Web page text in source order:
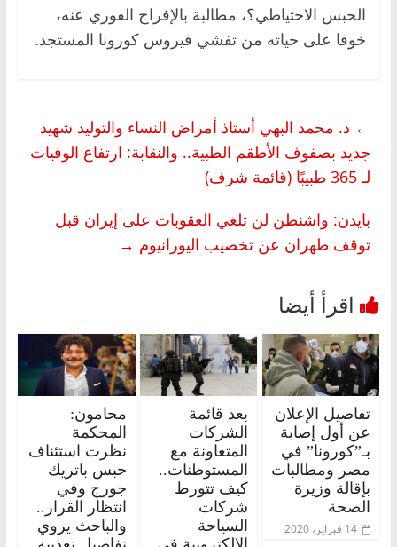
الحبس الاحتياطي؟، مطالبة بالإفراج الفوري عنه،
خوفا على حياته من تفشي فيروس كورونا المستجد.
← د. محمد البهي أستاذ أمراض النساء والتوليد شهيد
جديد بصفوف الأطقم الطبية.. والنقابة: ارتفاع الوفيات
لـ 365 طبيبًا (قائمة شرف)
بايدن: واشنطن لن تلغي العقوبات على إيران قبل
توقف طهران عن تخصيب اليورانيوم →
تفاصيل الإعلان
عن أول إصابة
بـ”كورونا” في
مصر ومطالبات
بإقالة وزيرة
الصحة
14 فبراير، 2020
بعد قائمة
الشركات
المتعاونة مع
المستوطنات..
كيف تتورط
شركات
السياحة
محامون:
المحكمة
نظرت استئناف
حبس باتريك
جورج وفي
انتظار القرار..
والباحث يروي